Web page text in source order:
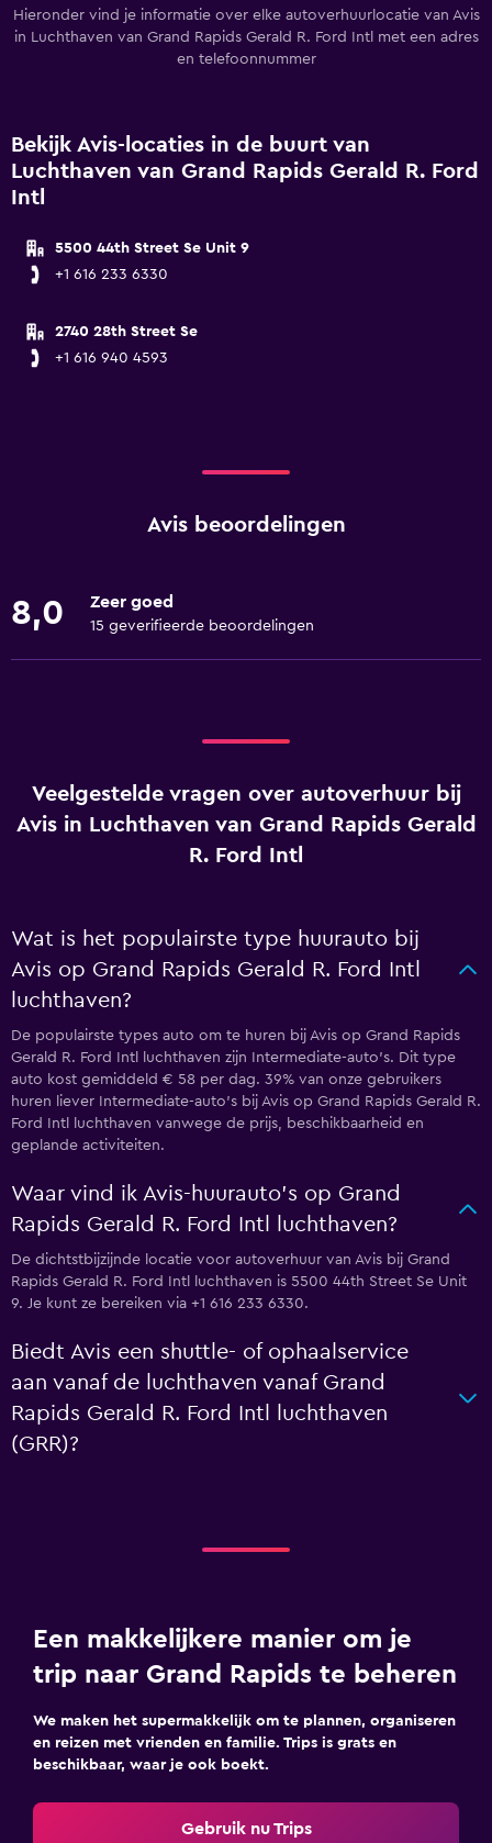
Hieronder vind je informatie over elke autoverhuurlocatie van Avis
in Luchthaven van Grand Rapids Gerald R. Ford Intl met een adres
en telefoonnummer
Bekijk Avis-locaties in de buurt van
Luchthaven van Grand Rapids Gerald R. Ford
Intl
5500 44th Street Se Unit 9
+1 616 233 6330
2740 28th Street Se
+1 616 940 4593
Avis beoordelingen
8,0 Zeer goed
15 geverifieerde beoordelingen
Veelgestelde vragen over autoverhuur bij
Avis in Luchthaven van Grand Rapids Gerald
R. Ford Intl
Wat is het populairste type huurauto bij
Avis op Grand Rapids Gerald R. Ford Intl
luchthaven?
De populairste types auto om te huren bij Avis op Grand Rapids
Gerald R. Ford Intl luchthaven zijn Intermediate-auto's. Dit type
auto kost gemiddeld € 58 per dag. 39% van onze gebruikers
huren liever Intermediate-auto's bij Avis op Grand Rapids Gerald R.
Ford Intl luchthaven vanwege de prijs, beschikbaarheid en
geplande activiteiten.
Waar vind ik Avis-huurauto's op Grand
Rapids Gerald R. Ford Intl luchthaven?
De dichtstbijzijnde locatie voor autoverhuur van Avis bij Grand
Rapids Gerald R. Ford Intl luchthaven is 5500 44th Street Se Unit
9. Je kunt ze bereiken via +1 616 233 6330.
Biedt Avis een shuttle- of ophaalservice
aan vanaf de luchthaven vanaf Grand
Rapids Gerald R. Ford Intl luchthaven
(GRR)?
Een makkelijkere manier om je
trip naar Grand Rapids te beheren
We maken het supermakkelijk om te plannen, organiseren
en reizen met vrienden en familie. Trips is grats en
beschikbaar, waar je ook boekt.
Gebruik nu Trips